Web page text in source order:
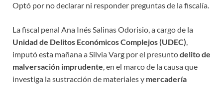
Optó por no declarar ni responder preguntas de la fiscalía.
La fiscal penal Ana Inés Salinas Odorisio, a cargo de la
Unidad de Delitos Económicos Complejos (UDEC),
imputó esta mañana a Silvia Varg por el presuntodelito de
malversación imprudente, en el marco de la causa que
investiga la sustracción de materiales y mercadería